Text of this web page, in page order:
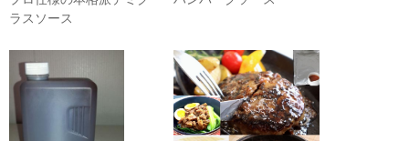
ラスソース